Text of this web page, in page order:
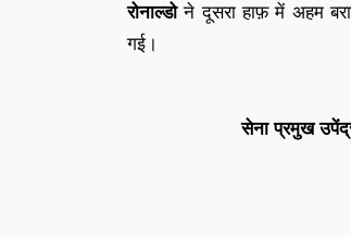
रोनाल्डोने दूसरा हाफ़ में अहम
गई।
सेना प्रमुख